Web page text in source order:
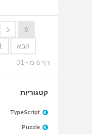
5
6
הבא
דף 6 מ - 31
קטגוריות
TypeScript
Puzzle